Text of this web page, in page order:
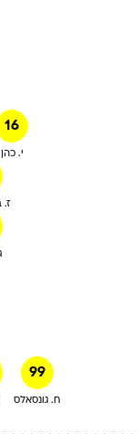
16
י. כהן
ז.
99
ח. גונסאלס